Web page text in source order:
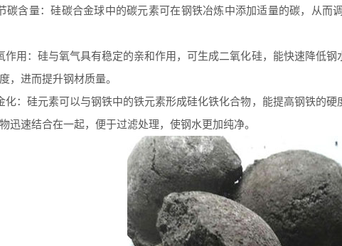
含量：硅碳合金球中的碳元素可在钢铁冶炼中添加适量的碳，从而
用：硅与氧气具有稳定的亲和作用，可生成二氧化硅，能快速降低钢
，进而提升钢材质量。
：硅元素可以与钢铁中的铁元素形成硅化铁化合物，能提高钢铁的硬
迅速结合在一起，便于过滤处理，使钢水更加纯净。